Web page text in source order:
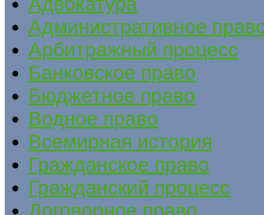
Административное
Арбитражный процесс
Банковское право
Бюджетное право
Водное право
Всемирная история
Гражданское право
Гражданский процесс
Договорное право